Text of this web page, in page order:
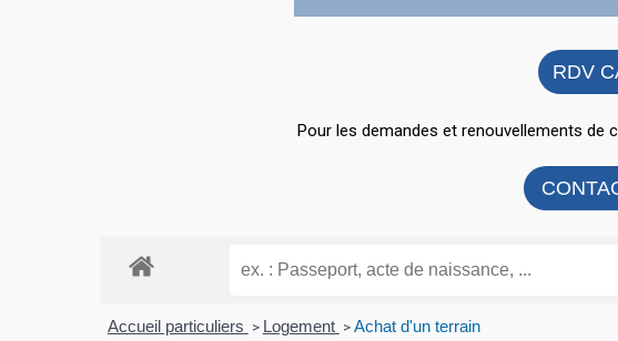
RDV
Pour les demandes et renouvellements de
Accueil particuliers > Logement > Achat d'un terrain